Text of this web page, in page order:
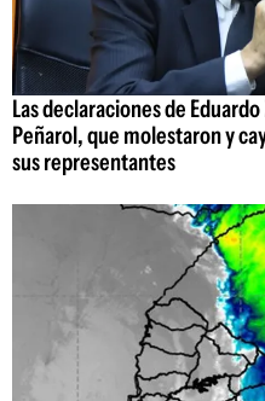
Las declaraciones de
Peñarol, que molestaron y
sus representantes